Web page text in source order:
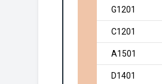
G1201
C1201
A1501
D1401